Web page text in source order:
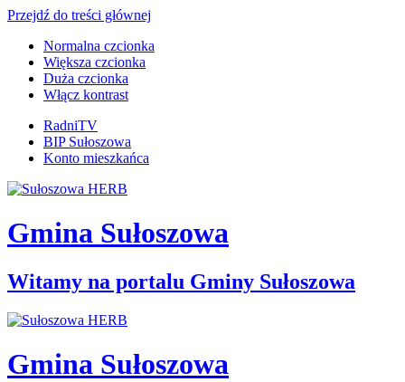
Przejdź do treści głównej
Normalna czcionka
Większa czcionka
Duża czcionka
Włącz kontrast
RadniTV
BIP Sułoszowa
Konto mieszkańca
Gmina Sułoszowa
Witamy na portalu Gminy Sułoszowa
Gmina Sułoszowa